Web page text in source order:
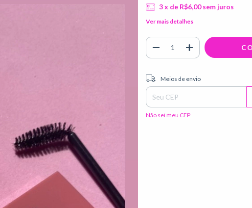
3x de R$6,00 sem juros
Ver mais detalhes
Entregas para o CEP:
Meios de envio
Não sei meu CEP